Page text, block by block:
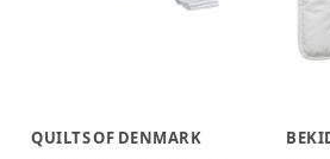
QUILTS OF DENMARK